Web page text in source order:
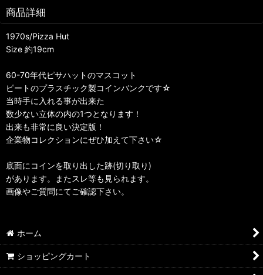
商品詳細
1970s/Pizza Hut
Size 約19cm
60-70年代ピサハットのマスコット
ピートのプラスチック製コインバンクです☆
当時手に入れる事が出来た
数少ない立体の内の1つとなります！
出来も非常に良い決定版！
企業物コレクションにぜひ加えて下さい☆
底面にコインを取り出した跡(切り取り)
があります。またスレ等も見られます。
画像やご質問にてご確認下さい。
ホーム
ショッピングカート